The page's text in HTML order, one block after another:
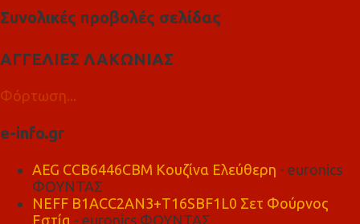
Συνολικές προβολές σελίδας
ΑΓΓΕΛΙΕΣ ΛΑΚΩΝΙΑΣ
Φόρτωση...
e-info.gr
AEG CCB6446CBM Κουζίνα Ελεύθερη - euronics
ΦΟΥΝΤΑΣ
NEFF B1ACC2AN3+T16SBF1L0 Σετ Φούρνος
Εστία - euronics ΦΟΥΝΤΑΣ